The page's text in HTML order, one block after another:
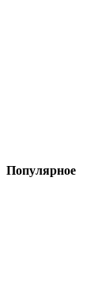
Популярное